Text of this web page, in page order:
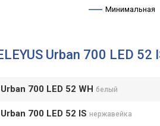
Минимальная
Urban 700 LED 52
Urban 700 LED 52 WH белый
Urban 700 LED 52 IS нержавейка